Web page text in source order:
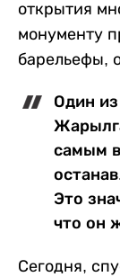
открытия
монументу
барельефы,
Один
самым
Это
что он
Сегодня,